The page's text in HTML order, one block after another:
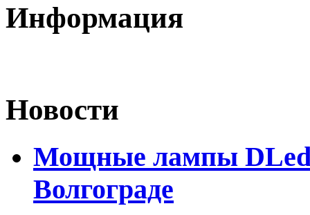
Информация
Новости
Мощные лампы DLed
Волгограде